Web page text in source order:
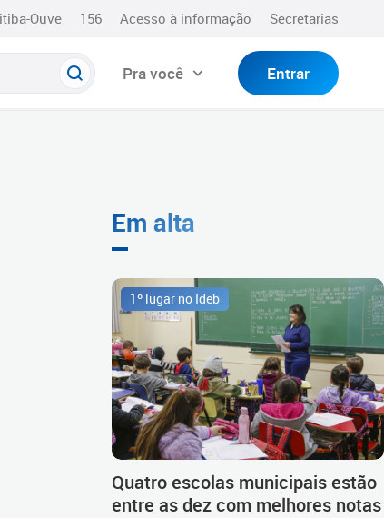
Ouve 156 Acesso à informação Secretarias
Pra você Entrar
Em alta
1º lugar no Ideb
Quatro escolas municipais estão
entre as dez com melhores notas